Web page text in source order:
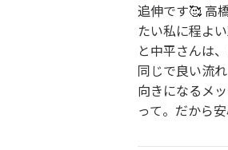
追伸です🥰 高
たい私に程よ
と中平さんは
同じで良い流
向きになるメ
って。だから